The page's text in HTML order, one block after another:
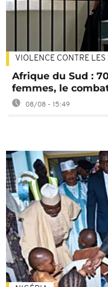
VIOLENCE CONTRE LES
Afrique du Sud :
femmes, le
08/08 - 15:49